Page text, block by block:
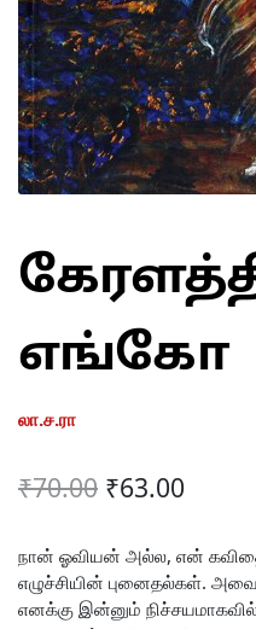
எங்கோ
லா.ச.ரா
₹70.00 Original
was:
₹70.00.
₹63.00
is:
நான் ஓவியன் அல்ல, என்
எழுச்சியின் புனைதல்கள்.
எனக்கு இன்னும்